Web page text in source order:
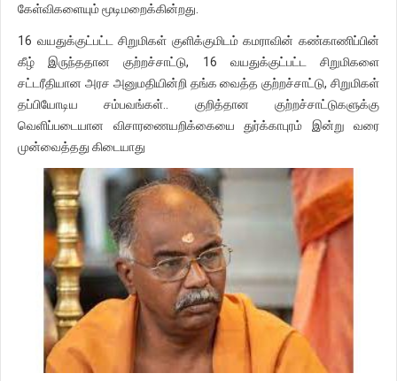
கேள்விகளையும் மூடிமறைக்கின்றது.
16 வயதுக்குட்பட்ட சிறுமிகள் குளிக்குமிடம் கமராவின் கண்காணிப்பின்
கீழ் இருந்ததான குற்றச்சாட்டு, 16 வயதுக்குட்பட்ட சிறுமிகளை
சட்டரீதியான அரச அனுமதியின்றி தங்க வைத்த குற்றச்சாட்டு, சிறுமிகள்
தப்பியோடிய சம்பவங்கள்.. குறித்தான குற்றச்சாட்டுகளுக்கு
வெளிப்படையான விசாரணையறிக்கையை துர்க்காபுரம் இன்று வரை
முன்வைத்தது கிடையாது